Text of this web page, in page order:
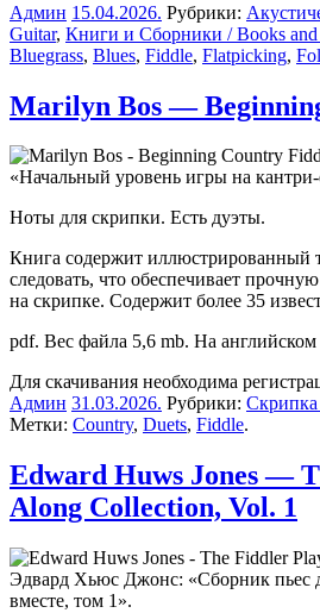
Админ 15.04.2026. Рубрики:
Guitar, Книги и Сборники / Books and
Bluegrass, Blues, Fiddle, Flatpicking,
Marilyn Bos —
«Начальный уровень игры на
Ноты для скрипки. Есть дуэты.
Книга содержит иллюстрированный
следовать, что обеспечивает
на скрипке. Содержит более 35
pdf. Вес файла 5,6 mb. На английском
Для скачивания необходима
Админ 31.03.2026. Рубрики:
Метки: Country, Duets, Fiddle.
Edward Huws Jones —
Along Collection, Vol. 1
Эдвард Хьюс Джонс: «Сборник пьес
вместе, том 1».